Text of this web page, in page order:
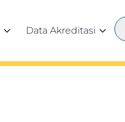
Data Akreditasi